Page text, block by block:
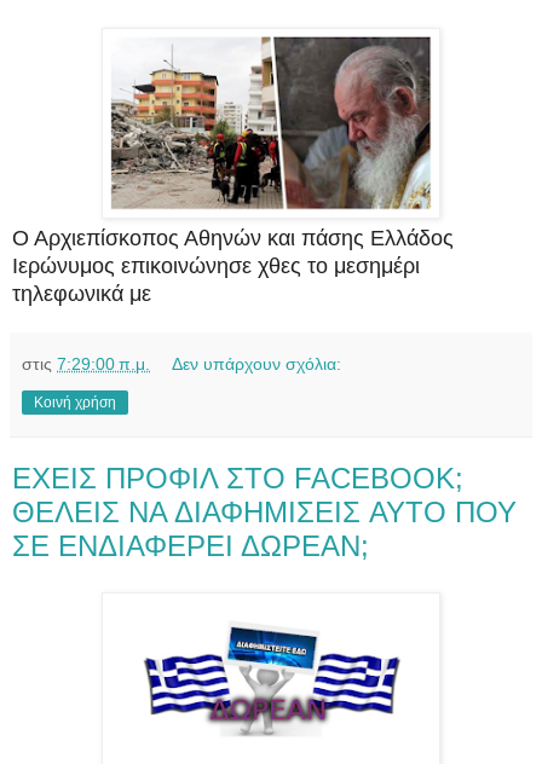
Ο Αρχιεπίσκοπος Αθηνών και πάσης Ελλάδος
Ιερώνυμος επικοινώνησε χθες το μεσημέρι
τηλεφωνικά με
στις 7:29:00 π.μ. Δεν υπάρχουν σχόλια:
Κοινή χρήση
ΕΧΕΙΣ ΠΡΟΦΙΛ ΣΤΟ FACEBOOK;
ΘΕΛΕΙΣ ΝΑ ΔΙΑΦΗΜΙΣΕΙΣ AYTO ΠΟΥ
ΣΕ ΕΝΔΙΑΦΕΡΕΙ ΔΩΡΕΑΝ;